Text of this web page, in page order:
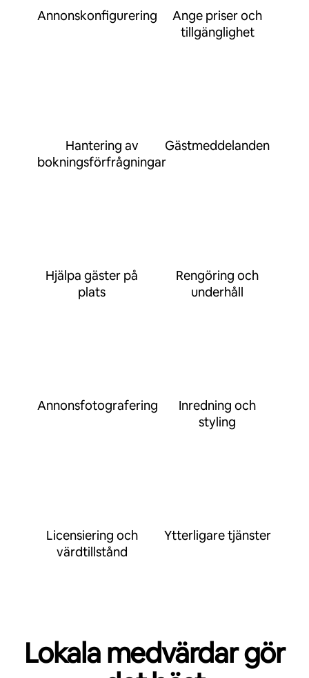
Annonskonfigurering
Ange priser och
tillgänglighet
Hantering av
bokningsförfrågningar
Gästmeddelanden
Hjälpa gäster på
plats
Rengöring och
underhåll
Annonsfotografering
Inredning och
styling
Licensiering och
värdtillstånd
Ytterligare tjänster
Lokala medvärdar gör